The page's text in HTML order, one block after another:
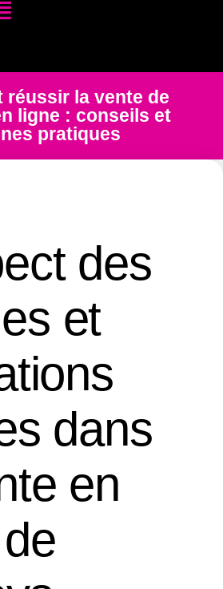
réussir la vente de
ligne : conseils et
pratiques
des
et
dans
en